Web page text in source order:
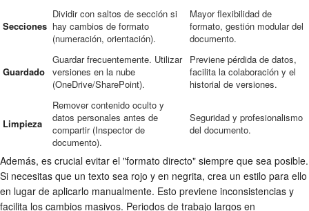
Secciones
Dividir con saltos de sección si
hay cambios de formato
(numeración, orientación).
Mayor flexibilidad de
formato, gestión modular del
documento.
Guardado
Guardar frecuentemente. Utilizar
versiones en la nube
(OneDrive/SharePoint).
Previene pérdida de datos,
facilita la colaboración y el
historial de versiones.
Limpieza
Remover contenido oculto y
datos personales antes de
compartir (Inspector de
documento).
Seguridad y profesionalismo
del documento.
Además, es crucial evitar el "formato directo" siempre que sea posible.
Si necesitas que un texto sea rojo y en negrita, crea un estilo para ello
en lugar de aplicarlo manualmente. Esto previene inconsistencias y
facilita los cambios masivos. Periodos de trabajo largos en